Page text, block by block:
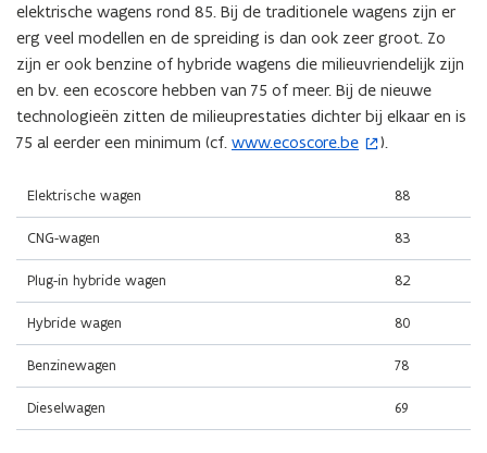
elektrische wagens rond 85. Bij de traditionele wagens zijn er
erg veel modellen en de spreiding is dan ook zeer groot. Zo
zijn er ook benzine of hybride wagens die milieuvriendelijk zijn
en bv. een ecoscore hebben van 75 of meer. Bij de nieuwe
technologieën zitten de milieuprestaties dichter bij elkaar en is
75 al eerder een minimum (cf. www.ecoscore.be
(
e
i
u
).
Elektrische wagen 88
CNG-wagen 83
Plug-in hybride wagen 82
Hybride wagen 80
Benzinewagen 78
Dieselwagen 69